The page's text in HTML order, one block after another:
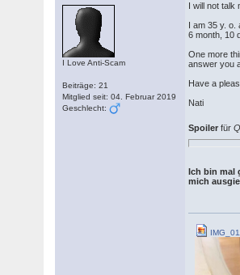
I Love Anti-Scam
Beiträge: 21
Mitglied seit: 04. Februar 2019
Geschlecht:
I will not talk
I am 35 y. o.
6 month, 10
One more
answer you
Have a
Nati
Spoiler für
Ich bin mal
mich